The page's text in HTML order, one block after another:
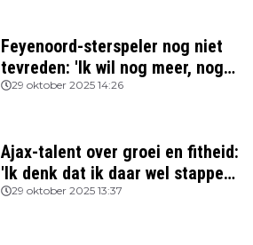
Feyenoord-sterspeler nog niet
tevreden: 'Ik wil nog meer, nog
beter spelen'
29 oktober 2025 14:26
Ajax-talent over groei en fitheid:
'Ik denk dat ik daar wel stappen
in heb gezet'
29 oktober 2025 13:37